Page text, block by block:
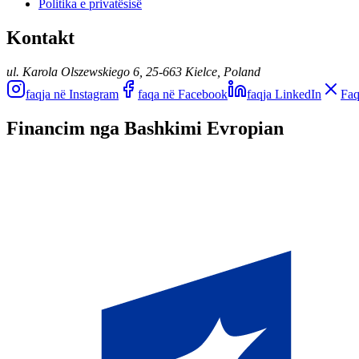
Politika e privatësisë
Kontakt
ul. Karola Olszewskiego 6, 25-663 Kielce, Poland
faqja në Instagram
faqa në Facebook faqja LinkedIn
Financim nga Bashkimi Evropian